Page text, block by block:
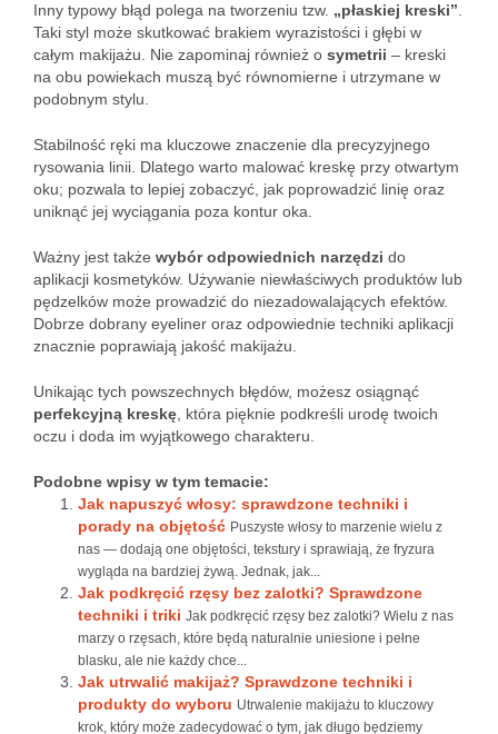
Inny typowy błąd polega na tworzeniu tzw. „płaskiej kreski”
Taki styl może skutkować brakiem wyrazistości i głębi w
całym makijażu. Nie zapominaj również o symetrii – kreski
na obu powiekach muszą być równomierne i utrzymane w
podobnym stylu.
Stabilność ręki ma kluczowe znaczenie dla precyzyjnego
rysowania linii. Dlatego warto malować kreskę przy otwartym
oku; pozwala to lepiej zobaczyć, jak poprowadzić linię oraz
uniknąć jej wyciągania poza kontur oka.
Ważny jest także wybór odpowiednich narzędzi do
aplikacji kosmetyków. Używanie niewłaściwych produktów lub
pędzelków może prowadzić do niezadowalających efektów.
Dobrze dobrany eyeliner oraz odpowiednie techniki aplikacji
znacznie poprawiają jakość makijażu.
Unikając tych powszechnych błędów, możesz osiągnąć
perfekcyjną kreskę , która pięknie podkreśli urodę twoich
oczu i doda im wyjątkowego charakteru.
Podobne wpisy w tym temacie:
Jak napuszyć włosy: sprawdzone techniki i
porady na objętość Puszyste włosy to marzenie wielu z
nas — dodają one objętości, tekstury i sprawiają, że fryzura
wygląda na bardziej żywą. Jednak, jak...
Jak podkręcić rzęsy bez zalotki? Sprawdzone
techniki i triki Jak podkręcić rzęsy bez zalotki? Wielu z nas
marzy o rzęsach, które będą naturalnie uniesione i pełne
blasku, ale nie każdy chce...
Jak utrwalić makijaż? Sprawdzone techniki i
produkty do wyboru Utrwalenie makijażu to kluczowy
krok, który może zadecydować o tym, jak długo będziemy